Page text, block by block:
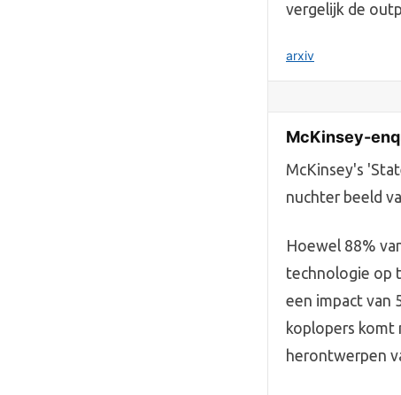
vergelijk de
arxiv
McKinsey-
McKinsey's
nuchter beeld
Hoewel 88%
technologie op
een impact van
koplopers
herontwerpen